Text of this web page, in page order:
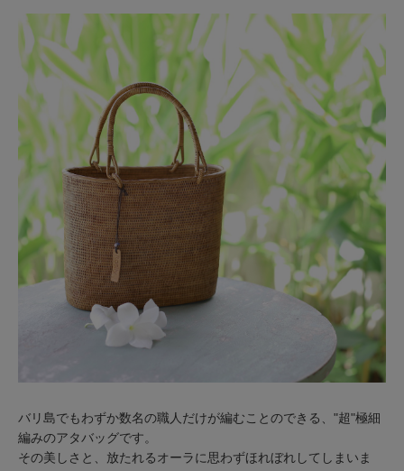
バリ島でもわずか数名の職人だけが編むことのできる、"超"極細
編みのアタバッグです。
その美しさと、放たれるオーラに思わずほれぼれしてしまいま